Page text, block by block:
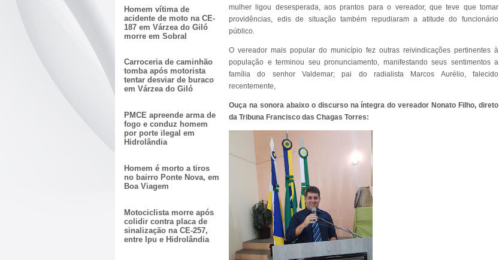
Homem vítima de
acidente de moto na CE-
187 em Várzea do Giló
morre em Sobral
Carroceria de caminhão
tomba após motorista
tentar desviar de buraco
em Várzea do Giló
PMCE apreende arma de
fogo e conduz homem
por porte ilegal em
Hidrolândia
Homem é morto a tiros
no bairro Ponte Nova, em
Boa Viagem
Motociclista morre após
colidir contra placa de
sinalização na CE-257,
entre Ipu e Hidrolândia
mulher ligou desesperada, aos prantos para o vereador, que teve que tomar
providências, edis de situação também repudiaram a atitude do funcionário
público.
O vereador mais popular do município fez outras reivindicações pertinentes à
população e terminou seu pronunciamento, manifestando seus sentimentos a
família do senhor Valdemar; pai do radialista Marcos Aurélio, falecido
recentemente,
Ouça na sonora abaixo o discurso na íntegra do vereador Nonato Filho, direto
da Tribuna Francisco das Chagas Torres: